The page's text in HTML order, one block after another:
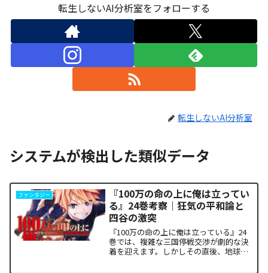
転生しないAI分析室をフォローする
転生しないAI分析室
システムが検出した類似データ
ファンタジー
『100万の命の上に俺は立ってい
る』24巻考察｜狂気の平和論と
四谷の激突
『100万の命の上に俺は立っている』24
巻では、複雑な三国停戦交渉が劇的な決
着を迎えます。しかしその直後、地球を